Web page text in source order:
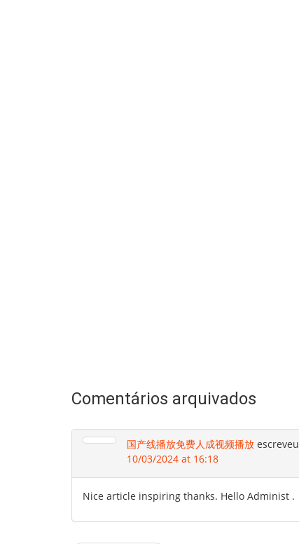
Comentários arquivados
国产线播放免费人成视频播放 escreveu
10/03/2024 at 16:18
Nice article inspiring thanks. Hello Administ .